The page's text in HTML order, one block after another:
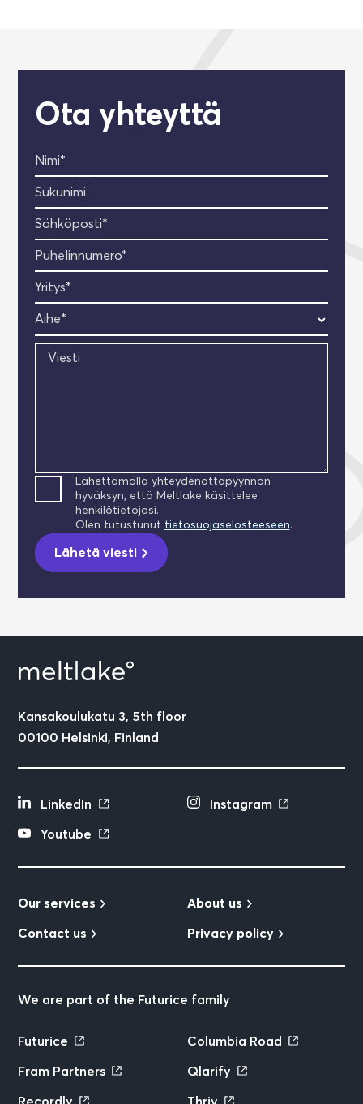
Ota yhteyttä
Nimi*
Sukunimi
Sähköposti*
Puhelinnumero*
Yritys*
Aihe*
Viesti
Lähettämällä yhteydenottopyynnön
hyväksyn, että Meltlake käsittelee
henkilötietojasi.
Olen tutustunut tietosuojaselosteeseen.
Lähetä viesti
Kansakoulukatu 3, 5th floor
00100 Helsinki, Finland
LinkedIn
Instagram
Youtube
Our services
About us
Contact us
Privacy policy
We are part of the Futurice family
Futurice
Columbia Road
Fram Partners
Qlarify